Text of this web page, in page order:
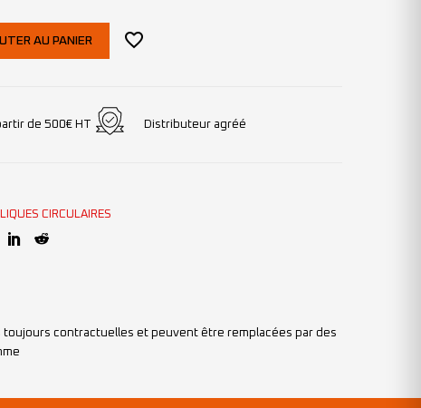
AU PANIER
de 500€ HT Distributeur agréé
CIRCULAIRES
toujours contractuelles et peuvent être remplacées par des